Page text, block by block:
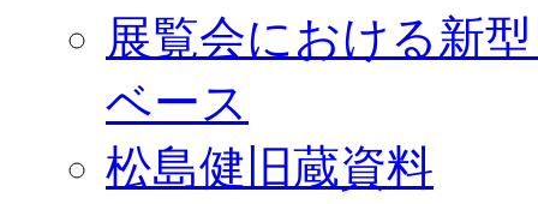
展覧会における新
ベース
松島健旧蔵資料